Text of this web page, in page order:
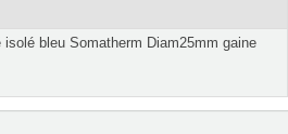
bleu Somatherm Diam25mm gaine